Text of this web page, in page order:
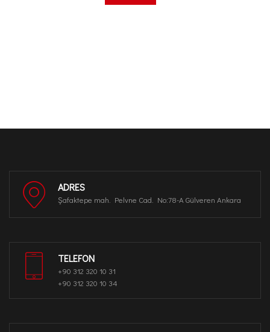
ADRES
Şafaktepe mah. Pelvne Cad. No:78-A Gülveren Ankara
TELEFON
+90 312 320 10 31
+90 312 320 10 34